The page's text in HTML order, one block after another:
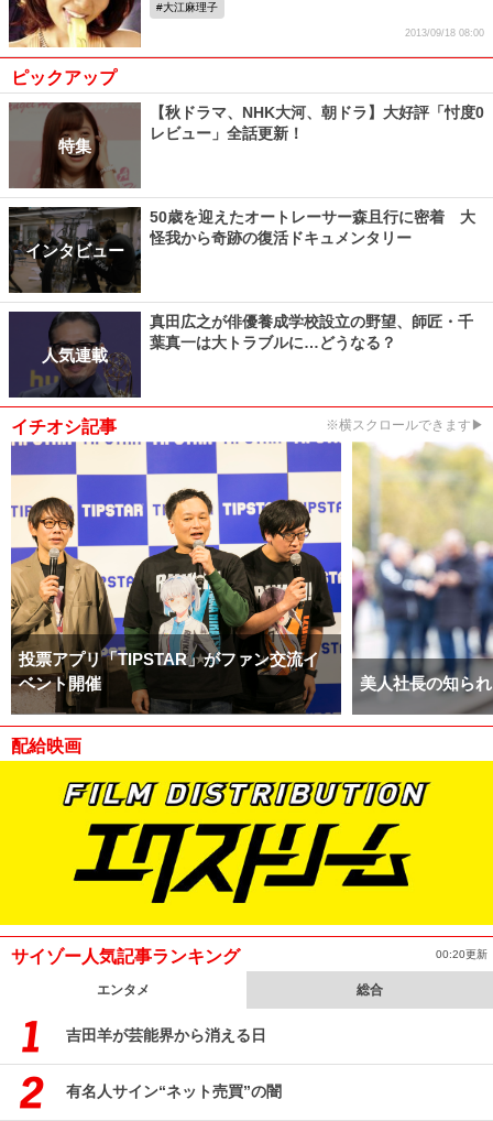
大江麻理子
2013/09/18 08:00
ピックアップ
特集
【秋ドラマ、NHK大河、朝ドラ】大好評「忖度0
レビュー」全話更新！
インタビュー
50歳を迎えたオートレーサー森且行に密着 大
怪我から奇跡の復活ドキュメンタリー
人気連載
真田広之が俳優養成学校設立の野望、師匠・千
葉真一は大トラブルに…どうなる？
イチオシ記事 ※横スクロールできます▶
投票アプリ「TIPSTAR」がファン交流イ
ベント開催
美人社長の知ら
配給映画
サイゾー人気記事ランキング 00:20更新
エンタメ 総合
吉田羊が芸能界から消える日
有名人サイン“ネット売買”の闇